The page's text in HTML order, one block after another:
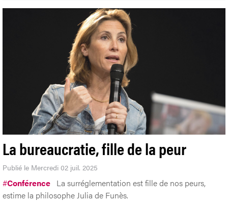
La bureaucratie, fille de la peur
Publié le Mercredi 02 juil. 2025
#Conférence La surréglementation est fille de nos peurs,
estime la philosophe Julia de Funès.